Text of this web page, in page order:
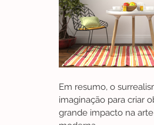
Em resumo, o
imaginação para criar
grande impacto na